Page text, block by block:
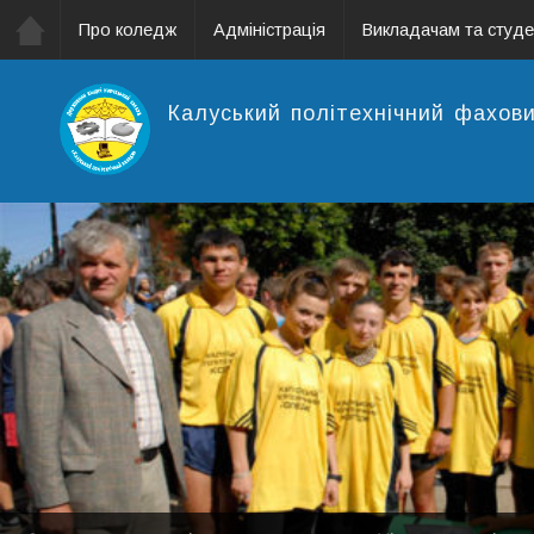
Про коледж Адміністрація Викладачам та
Калуський політехнічний